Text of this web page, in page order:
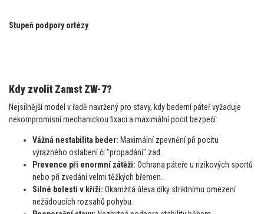
Stupeň podpory ortézy
Kdy zvolit Zamst ZW-7?
Nejsilnější model v řadě navržený pro stavy, kdy bederní páteř vyžaduje
nekompromisní mechanickou fixaci a maximální pocit bezpečí:
Vážná nestabilita beder: Maximální zpevnění při pocitu
výrazného oslabení či "propadání" zad.
Prevence při enormní zátěži: Ochrana páteře u rizikových sportů
nebo při zvedání velmi těžkých břemen.
Silné bolesti v kříži: Okamžitá úleva díky striktnímu omezení
nežádoucích rozsahů pohybu.